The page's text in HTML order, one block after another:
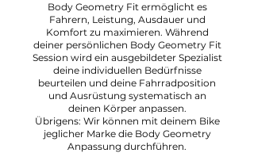
Body Geometry Fit ermöglicht es
Fahrern, Leistung, Ausdauer und
Komfort zu maximieren. Während
deiner persönlichen Body Geometry Fit
Session wird ein ausgebildeter Spezialist
deine individuellen Bedürfnisse
beurteilen und deine Fahrradposition
und Ausrüstung systematisch an
deinen Körper anpassen.
Übrigens: Wir können mit deinem Bike
jeglicher Marke die Body Geometry
Anpassung durchführen.